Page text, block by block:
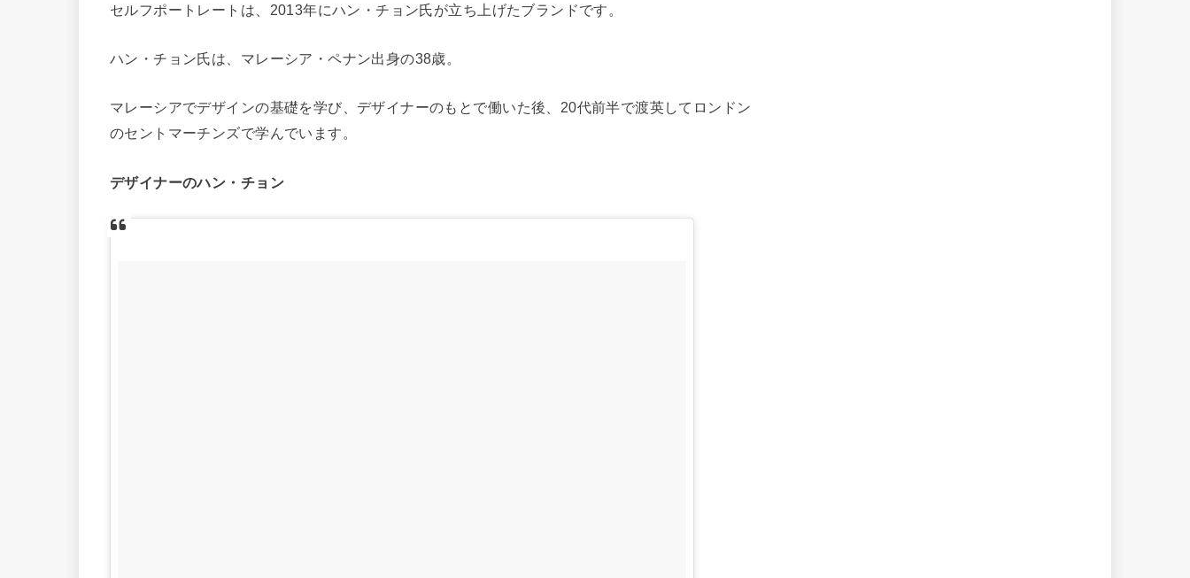
セルフポートレートは、2013年にハン・チョン氏が立ち上げたブランドです。
ハン・チョン氏は、マレーシア・ペナン出身の38歳。
マレーシアでデザインの基礎を学び、デザイナーのもとで働いた後、20代前半で渡英してロンドン
のセントマーチンズで学んでいます。
デザイナーのハン・チョン